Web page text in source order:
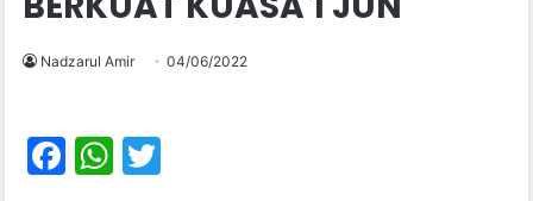
Nadzarul Amir 04/06/2022
F
W